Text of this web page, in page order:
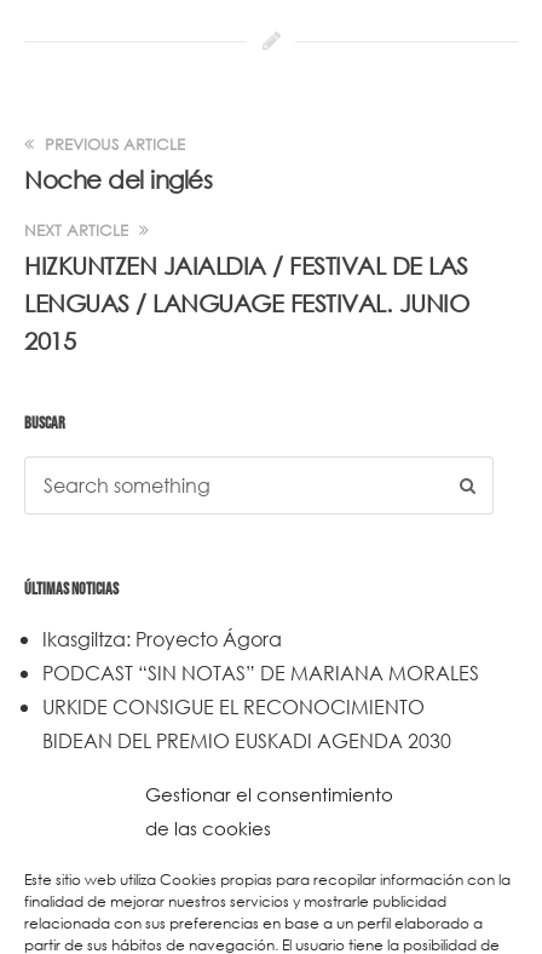
Gestionar el consentimiento
de las cookies
Este sitio web utiliza Cookies propias para recopilar información con la
finalidad de mejorar nuestros servicios y mostrarle publicidad
relacionada con sus preferencias en base a un perfil elaborado a
partir de sus hábitos de navegación. El usuario tiene la posibilidad de
PREVIOUS ARTICLE
Noche del inglés
NEXT ARTICLE
HIZKUNTZEN JAIALDIA / FESTIVAL DE LAS
LENGUAS / LANGUAGE FESTIVAL. JUNIO
2015
BUSCAR
ÚLTIMAS NOTICIAS
Ikasgiltza: Proyecto Ágora
PODCAST “SIN NOTAS” DE MARIANA MORALES
URKIDE CONSIGUE EL RECONOCIMIENTO
BIDEAN DEL PREMIO EUSKADI AGENDA 2030
Urkide en Cadena SER